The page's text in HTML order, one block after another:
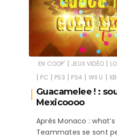
EN COOP' | JEUX VIDÉO |
| PC | PS3 | PS4 | WII U |
Guacamelee ! :
Mexicoooo
Après Monaco :
Teammates se sont